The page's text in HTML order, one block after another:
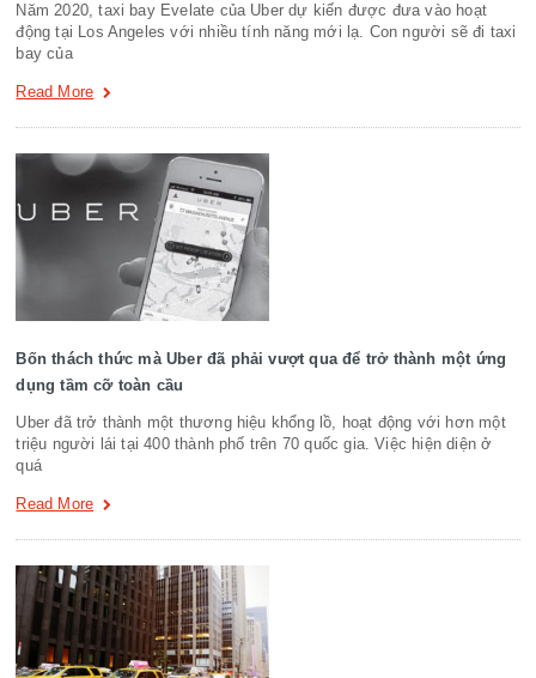
Năm 2020, taxi bay Evelate của Uber dự kiến được đưa vào hoạt
động tại Los Angeles với nhiều tính năng mới lạ. Con người sẽ đi taxi
bay của
Read More
Bốn thách thức mà Uber đã phải vượt qua để trở thành một ứng
dụng tầm cỡ toàn cầu
Uber đã trở thành một thương hiệu khổng lồ, hoạt động với hơn một
triệu người lái tại 400 thành phố trên 70 quốc gia. Việc hiện diện ở
quá
Read More